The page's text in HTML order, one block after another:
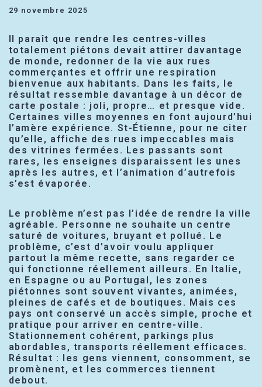
29 novembre 2025
Il paraît que rendre les centres-villes
totalement piétons devait attirer davantage
de monde, redonner de la vie aux rues
commerçantes et offrir une respiration
bienvenue aux habitants. Dans les faits, le
résultat ressemble davantage à un décor de
carte postale : joli, propre… et presque vide.
Certaines villes moyennes en font aujourd’hui
l’amère expérience. St-Étienne, pour ne citer
qu’elle, affiche des rues impeccables mais
des vitrines fermées. Les passants sont
rares, les enseignes disparaissent les unes
après les autres, et l’animation d’autrefois
s’est évaporée.
Le problème n’est pas l’idée de rendre la ville
agréable. Personne ne souhaite un centre
saturé de voitures, bruyant et pollué. Le
problème, c’est d’avoir voulu appliquer
partout la même recette, sans regarder ce
qui fonctionne réellement ailleurs. En Italie,
en Espagne ou au Portugal, les zones
piétonnes sont souvent vivantes, animées,
pleines de cafés et de boutiques. Mais ces
pays ont conservé un accès simple, proche et
pratique pour arriver en centre-ville.
Stationnement cohérent, parkings plus
abordables, transports réellement efficaces.
Résultat : les gens viennent, consomment, se
promènent, et les commerces tiennent
debout.